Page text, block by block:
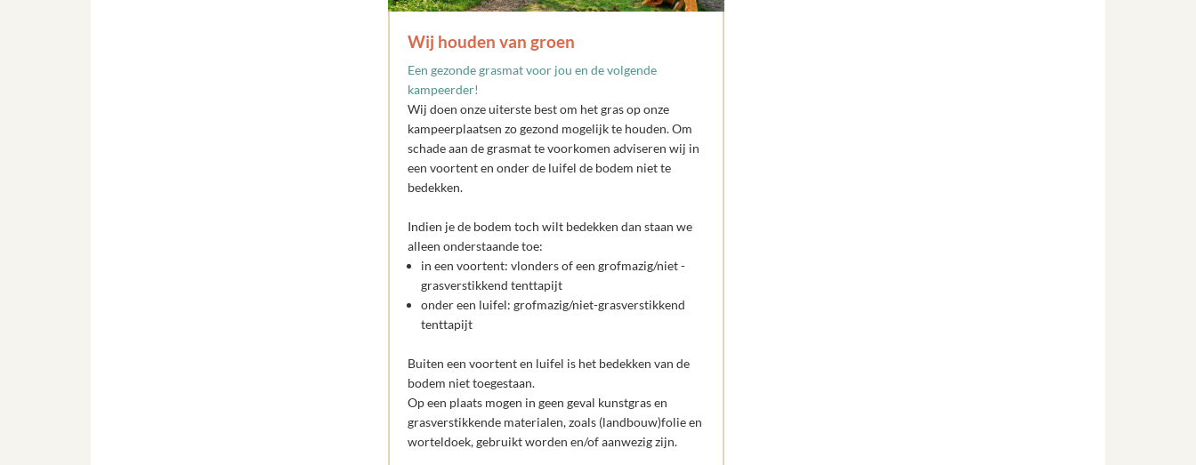
Wij houden van groen
Een gezonde grasmat voor jou en de volgende
kampeerder!
Wij doen onze uiterste best om het gras op onze
kampeerplaatsen zo gezond mogelijk te houden. Om
schade aan de grasmat te voorkomen adviseren wij in
een voortent en onder de luifel de bodem niet te
bedekken.
Indien je de bodem toch wilt bedekken dan staan we
alleen onderstaande toe:
in een voortent: vlonders of een grofmazig/niet -
grasverstikkend tenttapijt
onder een luifel: grofmazig/niet-grasverstikkend
tenttapijt
Buiten een voortent en luifel is het bedekken van de
bodem niet toegestaan.
Op een plaats mogen in geen geval kunstgras en
grasverstikkende materialen, zoals (landbouw)folie en
worteldoek, gebruikt worden en/of aanwezig zijn.